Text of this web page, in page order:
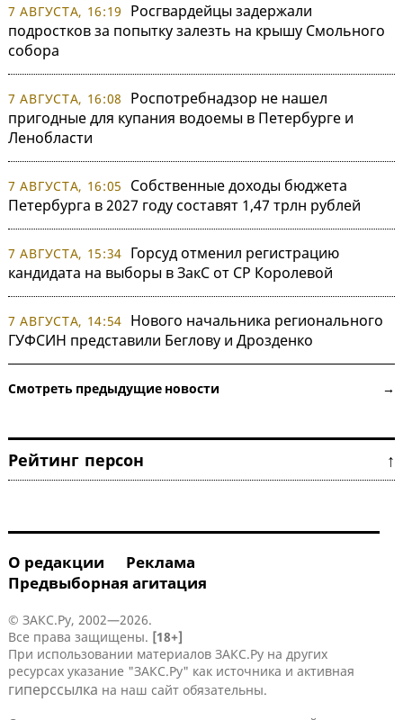
7 АВГУСТА, 16:19
Росгвардейцы задержали
подростков за попытку залезть на крышу Смольного
собора
7 АВГУСТА, 16:08
Роспотребнадзор не нашел
пригодные для купания водоемы в Петербурге и
Ленобласти
7 АВГУСТА, 16:05
Собственные доходы бюджета
Петербурга в 2027 году составят 1,47 трлн рублей
7 АВГУСТА, 15:34 Горсуд отменил регистрацию
кандидата на выборы в ЗакС от СР Королевой
7 АВГУСТА, 14:54 Нового начальника регионального
ГУФСИН представили Беглову и Дрозденко
Смотреть предыдущие новости →
Рейтинг персон ↑
О редакции
Реклама
Предвыборная агитация
© ЗАКС.Ру, 2002—2026.
Все права защищены. [18+]
При использовании материалов ЗАКС.Ру на других
ресурсах указание "ЗАКС.Ру" как источника и активная
гиперссылка на наш сайт обязательны.